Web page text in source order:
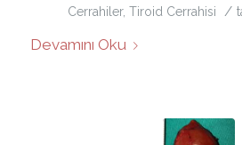
Cerrahiler, Tiroid Cerrahisi /
Devamını Oku